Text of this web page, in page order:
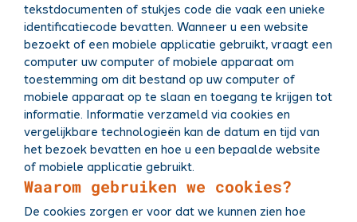
tekstdocumenten of stukjes code die vaak een unieke
identificatiecode bevatten. Wanneer u een website
bezoekt of een mobiele applicatie gebruikt, vraagt een
computer uw computer of mobiele apparaat om
toestemming om dit bestand op uw computer of
mobiele apparaat op te slaan en toegang te krijgen tot
informatie. Informatie verzameld via cookies en
vergelijkbare technologieën kan de datum en tijd van
het bezoek bevatten en hoe u een bepaalde website
of mobiele applicatie gebruikt.
Waarom gebruiken we cookies?
De cookies zorgen er voor dat we kunnen zien hoe